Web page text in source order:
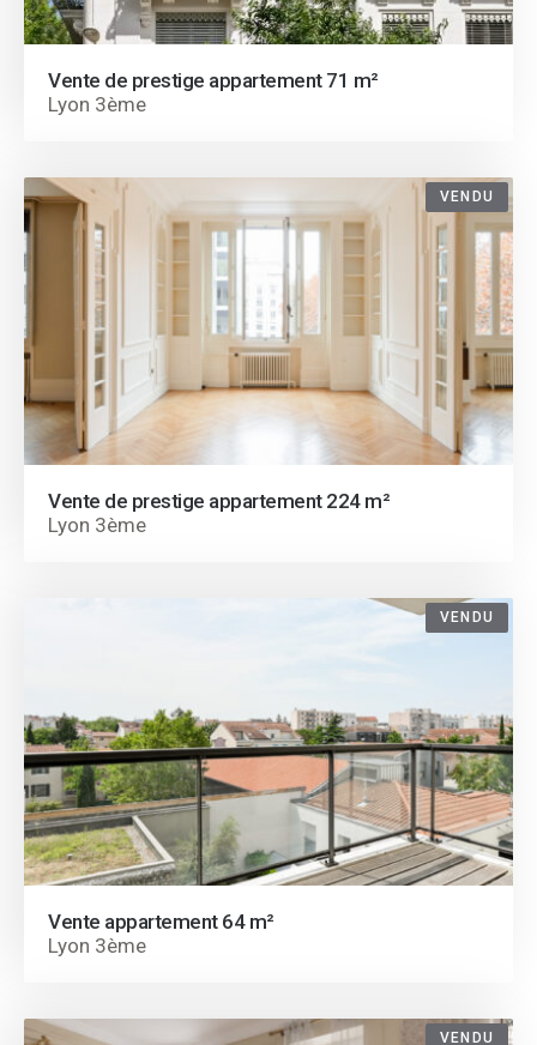
Vente de prestige appartement 71 m²
Lyon 3ème
VENDU
Vente de prestige appartement 224 m²
Lyon 3ème
VENDU
Vente appartement 64 m²
Lyon 3ème
VENDU